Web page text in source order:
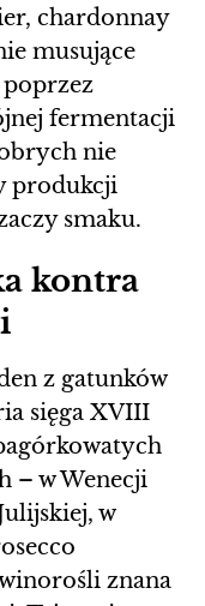
chardonnay
musujące
poprzez
fermentacji
nie
produkcji
smaku.
kontra
z gatunków
sięga XVIII
– w Wenecji
w
znana